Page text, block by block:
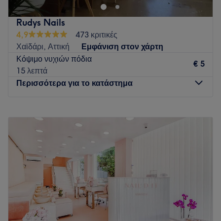
It είναι ένας χώρος ομορφιάς που έχει ως στόχο να
ικανοποιήσει και τις πιο απαιτητικές σας ανάγκες. Κάντε
δώρο στον εαυτό σας μια αξέχαστη εμπειρία σωματικής
αναζωογόνησης και επισκεφθείτε μας στο χώρο μας,
Παγούνη 4, Κοζάνη.
Rudys Nails
4,9
473 κριτικές
Χαϊδάρι, Αττική
Εμφάνιση στον χάρτη
Κόψιμο νυχιών πόδια
15 λεπτά
€ 5
Περισσότερα για το κατάστημα
Τρίτη
Τετάρτη
Πέμπτη
Παρασκευή
Σάββατο
Κυριακή
Το Rudys Nails στο Χαϊδάρι είναι είναι ένας μοντέρνος
χώρος με υπηρεσίες αποτρίχωσης και περιποίησης άκρων.